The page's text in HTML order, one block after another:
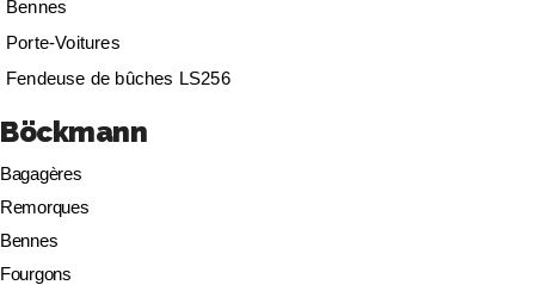
Bennes
Porte-Voitures
Fendeuse de bûches LS256
Böckmann
Bagagères
Remorques
Bennes
Fourgons